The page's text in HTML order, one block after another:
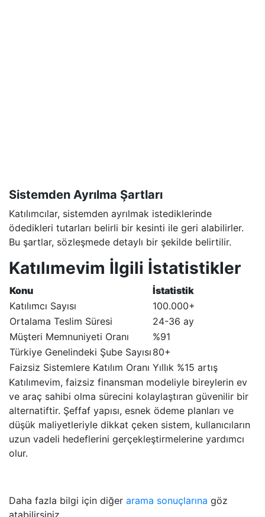
Sistemden Ayrılma Şartları
Katılımcılar, sistemden ayrılmak istediklerinde
ödedikleri tutarları belirli bir kesinti ile geri alabilirler.
Bu şartlar, sözleşmede detaylı bir şekilde belirtilir.
Katılımevim İlgili İstatistikler
Konu
İstatistik
Katılımcı Sayısı
100.000+
Ortalama Teslim Süresi
24-36 ay
Müşteri Memnuniyeti Oranı
%91
Türkiye Genelindeki Şube Sayısı 80+
Faizsiz Sistemlere Katılım Oranı Yıllık %15 artış
Katılımevim, faizsiz finansman modeliyle bireylerin ev
ve araç sahibi olma sürecini kolaylaştıran güvenilir bir
alternatiftir. Şeffaf yapısı, esnek ödeme planları ve
düşük maliyetleriyle dikkat çeken sistem, kullanıcıların
uzun vadeli hedeflerini gerçekleştirmelerine yardımcı
olur.
Daha fazla bilgi için diğer arama sonuçlarına göz